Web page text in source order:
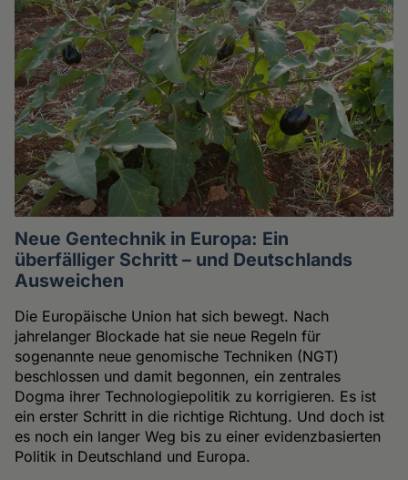
Neue Gentechnik in Europa: Ein
überfälliger Schritt – und Deutschlands
Ausweichen
Die Europäische Union hat sich bewegt. Nach
jahrelanger Blockade hat sie neue Regeln für
sogenannte neue genomische Techniken (NGT)
beschlossen und damit begonnen, ein zentrales
Dogma ihrer Technologiepolitik zu korrigieren. Es ist
ein erster Schritt in die richtige Richtung. Und doch ist
es noch ein langer Weg bis zu einer evidenzbasierten
Politik in Deutschland und Europa.